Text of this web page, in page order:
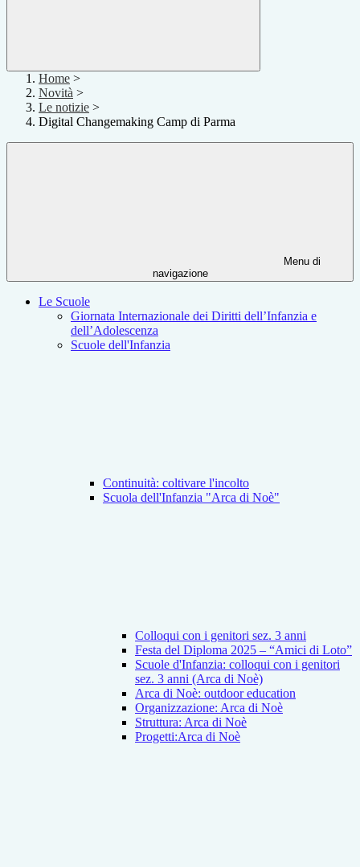
Home >
Novità >
Le notizie >
Digital Changemaking Camp di Parma
Menu di
navigazione
Le Scuole
Giornata Internazionale dei Diritti dell’Infanzia e
dell’Adolescenza
Scuole dell'Infanzia
Continuità: coltivare l'incolto
Scuola dell'Infanzia "Arca di Noè"
Colloqui con i genitori sez. 3 anni
Festa del Diploma 2025 – “Amici di Loto”
Scuole d'Infanzia: colloqui con i genitori
sez. 3 anni (Arca di Noè)
Arca di Noè: outdoor education
Organizzazione: Arca di Noè
Struttura: Arca di Noè
Progetti:Arca di Noè